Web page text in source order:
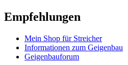
eine
Carbon
für
die
Bratsche
Empfehlungen
Mein Shop für Streicher
Informationen zum Geigenbau
Geigenbauforum